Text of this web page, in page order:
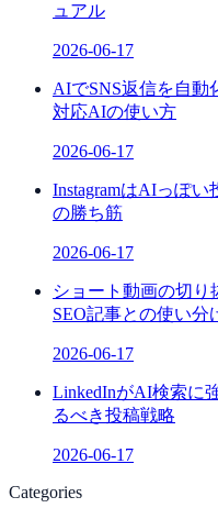
ュアル
2026-06-17
AIでSNS返信を自動
対応AIの使い方
2026-06-17
InstagramはAIっぽ
の勝ち筋
2026-06-17
ショート動画の切り
SEO記事との使い分
2026-06-17
LinkedInがAI検索に
るべき投稿戦略
2026-06-17
Categories